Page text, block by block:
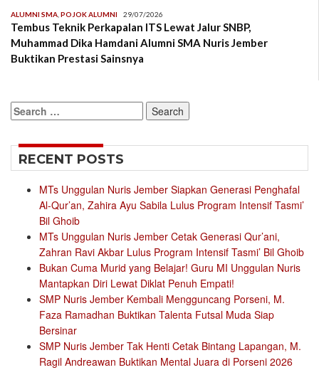
ALUMNI SMA POJOK ALUMNI 29/07/2026
Tembus Teknik Perkapalan ITS Lewat Jalur SNBP,
Muhammad Dika Hamdani Alumni SMA Nuris Jember
Buktikan Prestasi Sainsnya
Search
for:
RECENT POSTS
MTs Unggulan Nuris Jember Siapkan Generasi Penghafal
Al-Qur’an, Zahira Ayu Sabila Lulus Program Intensif Tasmi’
Bil Ghoib
MTs Unggulan Nuris Jember Cetak Generasi Qur’ani,
Zahran Ravi Akbar Lulus Program Intensif Tasmi’ Bil Ghoib
Bukan Cuma Murid yang Belajar! Guru MI Unggulan Nuris
Mantapkan Diri Lewat Diklat Penuh Empati!
SMP Nuris Jember Kembali Mengguncang Porseni, M.
Faza Ramadhan Buktikan Talenta Futsal Muda Siap
Bersinar
SMP Nuris Jember Tak Henti Cetak Bintang Lapangan, M.
Ragil Andreawan Buktikan Mental Juara di Porseni 2026